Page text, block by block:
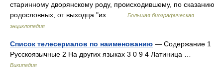
старинному дворянскому роду, происходившему, по сказанию
родословных, от выходца "из… …
Большая биографическая
энциклопедия
Список телесериалов по наименованию — Содержание 1
Русскоязычные 2 На других языках 3 0 9 4 Латиница …
Википедия